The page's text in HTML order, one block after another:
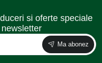
si oferte speciale
Ma abonez